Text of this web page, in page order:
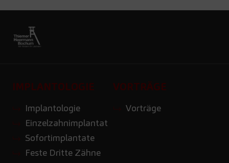
IMPLANTOLOGIE
Implantologie
Einzelzahnimplantat
Sofortimplantate
Feste Dritte Zähne
VORTRÄGE
Vorträge